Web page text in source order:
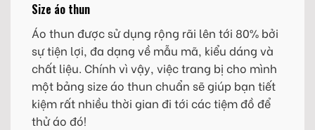
Size áo thun
Áo thun được sử dụng rộng rãi lên tới 80% bởi
sự tiện lợi, đa dạng về mẫu mã, kiểu dáng và
chất liệu. Chính vì vậy, việc trang bị cho mình
một bảng size áo thun chuẩn sẽ giúp bạn tiết
kiệm rất nhiều thời gian đi tới các tiệm đồ để
thử áo đó!